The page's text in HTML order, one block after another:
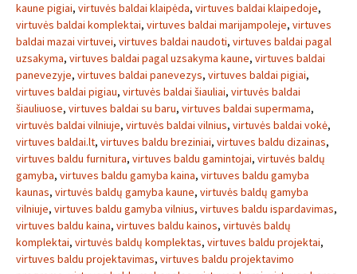
kaune pigiai, virtuvės baldai klaipėda, virtuves baldai klaipedoje,
virtuvės baldai komplektai, virtuves baldai marijampoleje, virtuves
baldai mazai virtuvei, virtuves baldai naudoti, virtuves baldai pagal
uzsakyma, virtuves baldai pagal uzsakyma kaune, virtuves baldai
panevezyje, virtuves baldai panevezys, virtuves baldai pigiai,
virtuves baldai pigiau, virtuvės baldai šiauliai, virtuvės baldai
šiauliuose, virtuves baldai su baru, virtuves baldai supermama,
virtuvės baldai vilniuje, virtuvės baldai vilnius, virtuvės baldai vokė,
virtuves baldai.lt, virtuves baldu breziniai, virtuves baldu dizainas,
virtuves baldu furnitura, virtuves baldu gamintojai, virtuvės baldų
gamyba, virtuves baldu gamyba kaina, virtuves baldu gamyba
kaunas, virtuvės baldų gamyba kaune, virtuvės baldų gamyba
vilniuje, virtuves baldu gamyba vilnius, virtuves baldu ispardavimas,
virtuves baldu kaina, virtuves baldu kainos, virtuvės baldų
komplektai, virtuvės baldų komplektas, virtuves baldu projektai,
virtuves baldu projektavimas, virtuves baldu projektavimo